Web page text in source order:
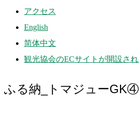
アクセス
English
简体中文
観光協会のECサイトが開設され
ふる納_トマジューGK④